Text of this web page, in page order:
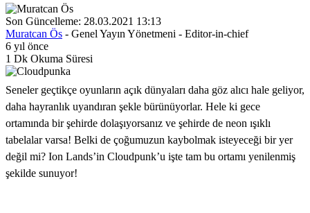
Son Güncelleme: 28.03.2021 13:13
Muratcan Ös - Genel Yayın Yönetmeni - Editor-in-chief
6 yıl önce
1 Dk Okuma Süresi
Seneler geçtikçe oyunların açık dünyaları daha göz alıcı hale geliyor,
daha hayranlık uyandıran şekle bürünüyorlar. Hele ki gece
ortamında bir şehirde dolaşıyorsanız ve şehirde de neon ışıklı
tabelalar varsa! Belki de çoğumuzun kaybolmak isteyeceği bir yer
değil mi? Ion Lands’in Cloudpunk’u işte tam bu ortamı yenilenmiş
şekilde sunuyor!